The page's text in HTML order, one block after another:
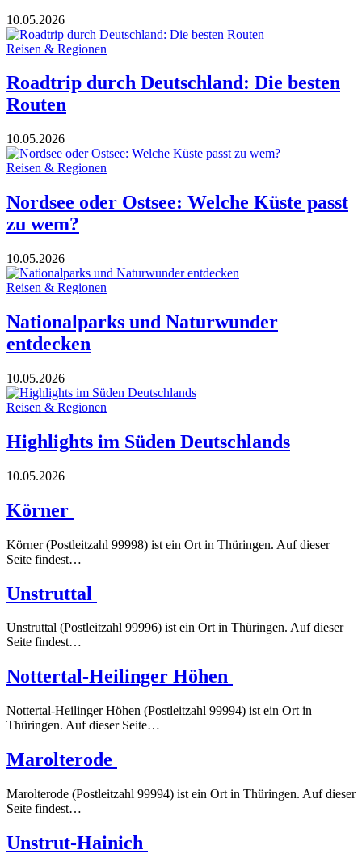
10.05.2026
Reisen & Regionen
Roadtrip durch Deutschland: Die besten
Routen
10.05.2026
Reisen & Regionen
Nordsee oder Ostsee: Welche Küste passt
zu wem?
10.05.2026
Reisen & Regionen
Nationalparks und Naturwunder
entdecken
10.05.2026
Reisen & Regionen
Highlights im Süden Deutschlands
10.05.2026
Körner
Körner (Postleitzahl 99998) ist ein Ort in Thüringen. Auf dieser
Seite findest…
Unstruttal
Unstruttal (Postleitzahl 99996) ist ein Ort in Thüringen. Auf dieser
Seite findest…
Nottertal-Heilinger Höhen
Nottertal-Heilinger Höhen (Postleitzahl 99994) ist ein Ort in
Thüringen. Auf dieser Seite…
Marolterode
Marolterode (Postleitzahl 99994) ist ein Ort in Thüringen. Auf dieser
Seite findest…
Unstrut-Hainich